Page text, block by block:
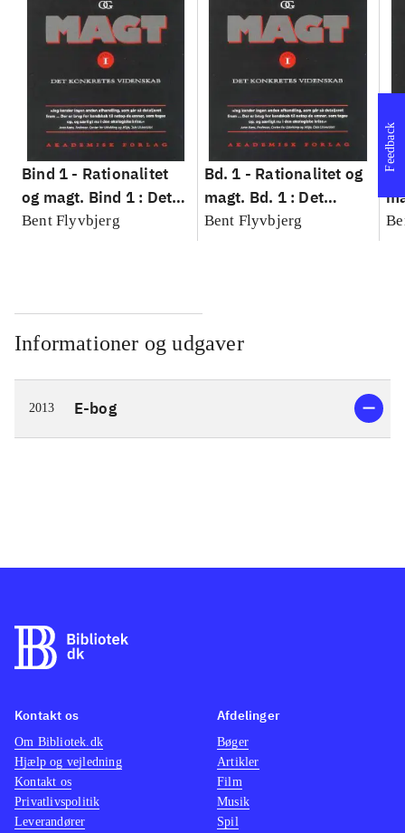
Bind 1 - Rationalitet
og magt. Bind 1 : Det
konkretes videnskab
Bent Flyvbjerg
Bd. 1 - Rationalitet og
magt. Bd. 1 : Det
konkretes videnskab
Bent Flyvbjerg
Informationer og udgaver
2013 E-bog
Feedback
Kontakt os
Om Bibliotek.dk
Hjælp og vejledning
Kontakt os
Privatlivspolitik
Leverandører
Afdelinger
Bøger
Artikler
Film
Musik
Spil